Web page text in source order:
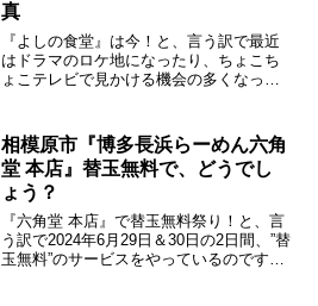
真
『よしの食堂』は今！と、言う訳で最近
はドラマのロケ地になったり、ちょこち
ょこテレビで見かける機会の多くなった
こは調べに行く方向。結果から言うと平
日でしたらランチの場合、...
相模原市『博多長浜らーめん六角
堂 本店』替玉無料で、どうでし
ょう？
『六角堂 本店』で替玉無料祭り！と、言
う訳で2024年6月29日＆30日の2日間、”替
玉無料”のサービスをやっているのです